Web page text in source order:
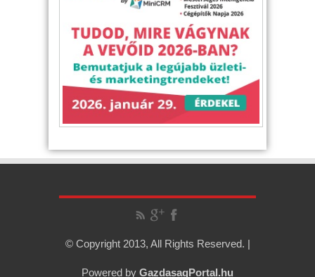
© Copyright 2013, All Rights Reserved. |
Powered by GazdasagPortal.hu